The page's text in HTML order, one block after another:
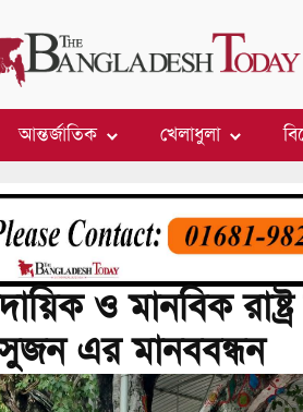
আন্তর্জাতিক খেলাধুলা
ও মানবিক রাষ্ট্র
সুজন এর মানববন্ধন